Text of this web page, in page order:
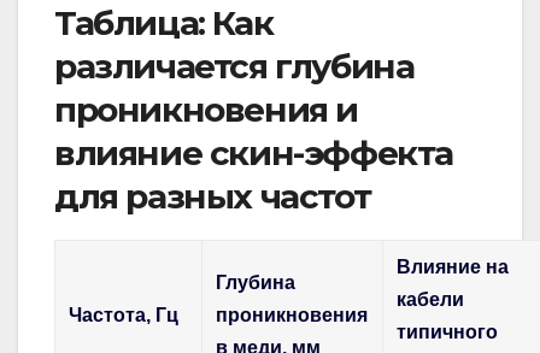
Таблица: Как
различается глубина
проникновения и
влияние скин-эффекта
для разных частот
Частота, Гц
Глубина
проникновения
в меди, мм
Влияние на
кабели
типичного